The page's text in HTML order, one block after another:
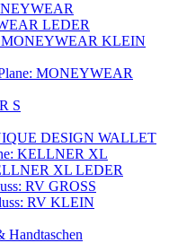
LEDER
MONEYWEAR KLEIN
MONEYWEAR
S
DESIGN WALLET
KELLNER XL
XL LEDER
RV GROSS
RV KLEIN
Handtaschen